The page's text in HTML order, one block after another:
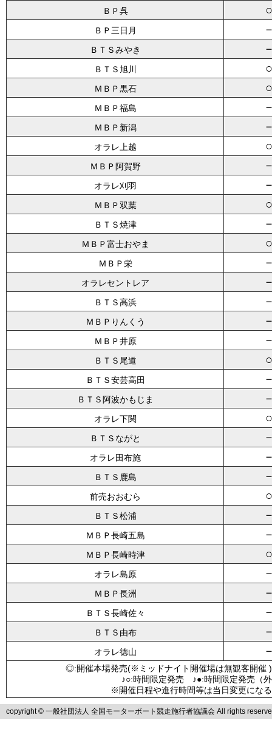
ＢＰ呉 ○
ＢＰ三日月
ＢＴＳみやき
ＢＴＳ旭川 ○
ＭＢＰ黒石 ○
ＭＢＰ福島
ＭＢＰ新潟
オラレ上越 ○
ＭＢＰ阿賀野
オラレ刈羽
ＭＢＰ双葉 ○
ＢＴＳ焼津
ＭＢＰ富士おやま ○
ＭＢＰ栄
オラレセントレア
ＢＴＳ高浜
ＭＢＰりんくう
ＭＢＰ井原
ＢＴＳ尾道 ○
ＢＴＳ安芸高田
ＢＴＳ阿波かもじま
オラレ下関 ○
ＢＴＳながと
オラレ田布施
ＢＴＳ鹿島
前売おおむら ○
ＢＴＳ松浦
ＭＢＰ長崎五島
ＭＢＰ長崎時津 ○
オラレ島原
ＭＢＰ長洲
ＢＴＳ長崎佐々
ＢＴＳ由布
オラレ徳山
◎:開催本場発売(※ミッドナイト開催場は無観客
♪○:時間限定発売 ♪●:時間限定発売
※開催日程や進行時間等は当日変更にな
copyright © 一般社団法人 全国モーターボート競走施行者協議会 All rights